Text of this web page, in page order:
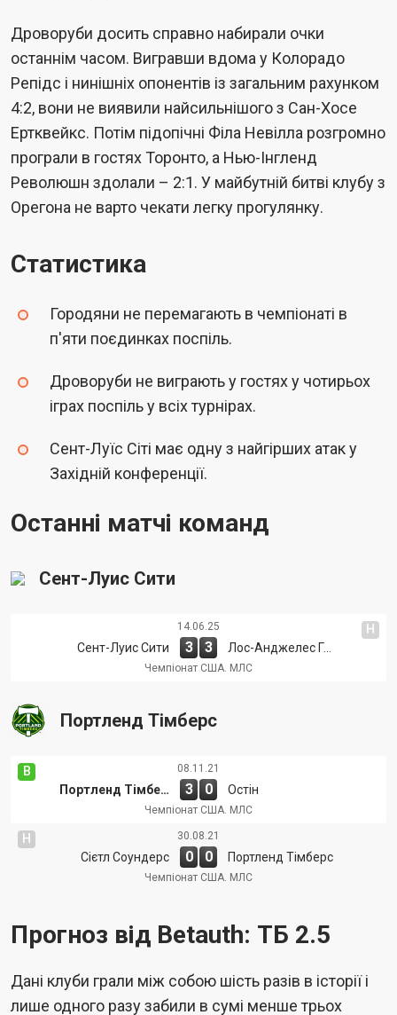
Дроворуби досить справно набирали очки
останнім часом. Вигравши вдома у Колорадо
Репідс і нинішніх опонентів із загальним рахунком
4:2, вони не виявили найсильнішого з Сан-Хосе
Ертквейкс. Потім підопічні Філа Невілла розгромно
програли в гостях Торонто, а Нью-Інгленд
Революшн здолали – 2:1. У майбутній битві клубу з
Орегона не варто чекати легку прогулянку.
Статистика
Городяни не перемагають в чемпіонаті в
п'яти поєдинках поспіль.
Дроворуби не виграють у гостях у чотирьох
іграх поспіль у всіх турнірах.
Сент-Луїс Сіті має одну з найгірших атак у
Західній конференції.
Останні матчі команд
Сент-Луис Сити
Н
14.06.25
Сент-Луис Сити 3 3 Лос-Анджелес Гелаксі
Чемпіонат США. МЛС
Портленд Тімберс
В 08.11.21
Портленд Тімберс 3 0 Остін
Чемпіонат США. МЛС
Н 30.08.21
Сієтл Соундерс 0 0 Портленд Тімберс
Чемпіонат США. МЛС
Прогноз від Betauth: ТБ 2.5
Дані клуби грали між собою шість разів в історії і
лише одного разу забили в сумі менше трьох